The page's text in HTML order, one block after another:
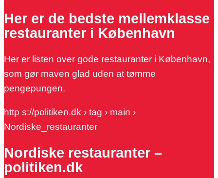
Her er de bedste mellemklasse
restauranter i København
Her er listen over gode restauranter i København,
som gør maven glad uden at tømme
pengepungen.
http s://politiken.dk › tag › main ›
Nordiske_restauranter
Nordiske restauranter –
politiken.dk